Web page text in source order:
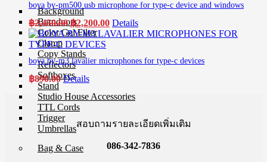
Background
Barndoors
Color Gel Filter
Clamp
Copy Stands
Reflectors
Softboxes
Stand
Studio House Accessories
TTL Cords
Trigger
Umbrellas
Bag & Case
boya by-pm500 usb microphone for type-c device and windows
฿2,450.00Original
price
was:
฿2,450.00.
฿2,200.00Current
price
Details
boya by-m3 lavalier microphones for type-c devices
฿890.00 Details
สอบถามรายละเอียดเพิ่มเติม
086-342-7836